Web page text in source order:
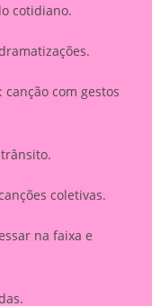
cotidiano.
: canção com gestos
coletivas.
na faixa e